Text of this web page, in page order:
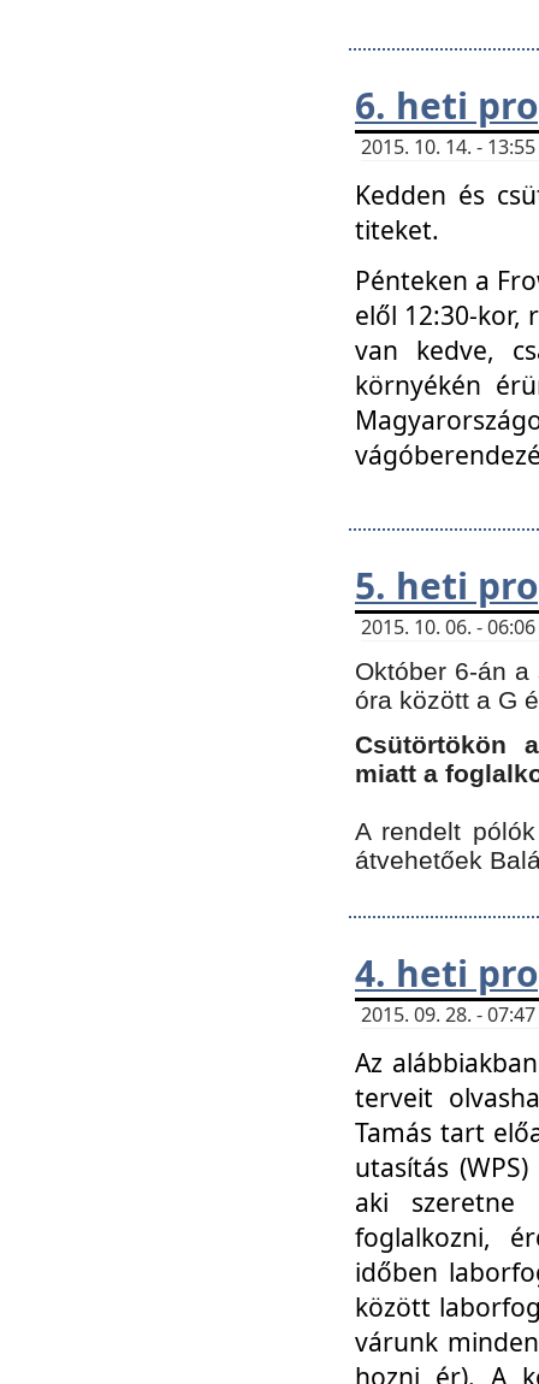
6. heti
2015. 10. 14. -
Kedden és
titeket.
Pénteken a
elől 12:30-kor,
van kedve,
környékén
5. heti
2015. 10. 06. -
Október 6-án
óra között a G
Csütörtökön
miatt a
A rendelt
átvehetőek
4. heti
2015. 09. 28. -
Az
terveit
Tamás tart
utasítás
aki szeretne
foglalkozni,
időben
között
várunk
hozni ér). A